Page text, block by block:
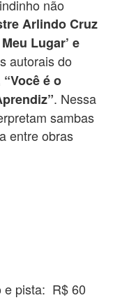
não
Arlindo Cruz
Lugar’ e
autorais do
é o
. Nessa
sambas
entre obras
e pista: R$ 60